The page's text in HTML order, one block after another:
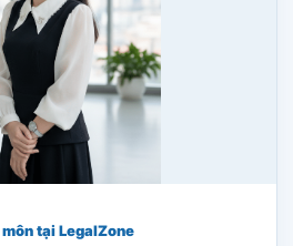
tại LegalZone